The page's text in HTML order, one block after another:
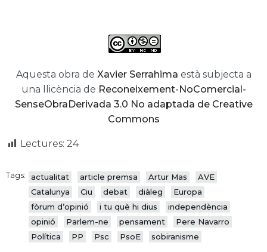
Aquesta obra de Xavier Serrahima està subjecta a
una llicència de Reconeixement-NoComercial-
SenseObraDerivada 3.0 No adaptada de Creative
Commons
Lectures: 24
Tags: actualitat article premsa Artur Mas
AVE
Catalunya
Ciu debat diàleg
Europa
fòrum d’opinió
i tu què hi dius
independència
opinió
Parlem-ne pensament
Pere Navarro
Política
PP Psc PsoE sobiranisme